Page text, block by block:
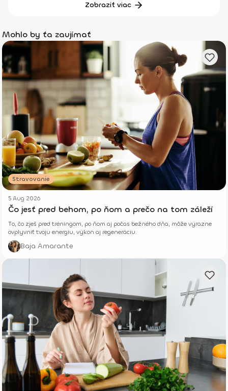
Zobraziť viac
Mohlo by ťa zaujímať
Stravovanie
5 Aug 2026
Čo jesť pred behom, po ňom a prečo na tom záleží
To, čo zješ pred tréningom, po ňom aj počas bežného dňa, môže výrazne
ovplyvniť tvoju energiu, výkon aj regeneráciu.
Baja Amarante